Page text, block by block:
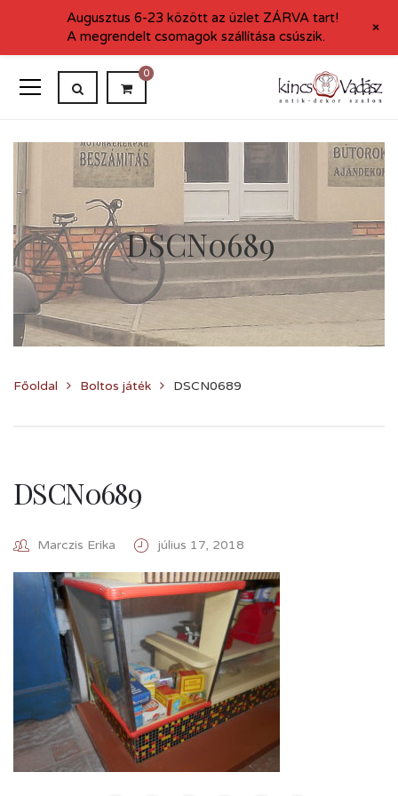
0
DSCN0689
Főoldal Boltos játék DSCN0689
DSCN0689
Marczis Erika július 17, 2018
Augusztus 6-23 között az üzlet ZÁRVA tart!
A megrendelt csomagok szállítása csúszik.
+